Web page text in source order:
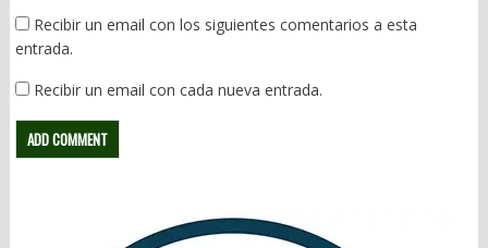
Recibir un email con los siguientes comentarios a esta
entrada.
Recibir un email con cada nueva entrada.